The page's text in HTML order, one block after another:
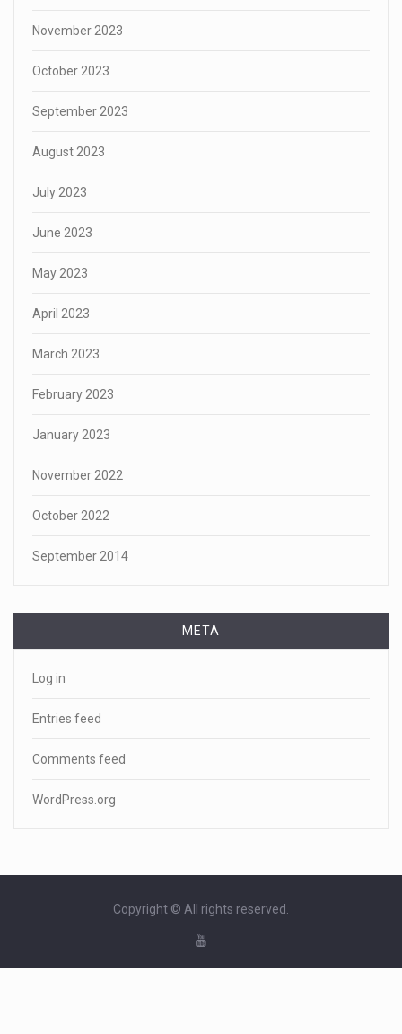
November 2023
October 2023
September 2023
August 2023
July 2023
June 2023
May 2023
April 2023
March 2023
February 2023
January 2023
November 2022
October 2022
September 2014
META
Log in
Entries feed
Comments feed
WordPress.org
Copyright © All rights reserved.